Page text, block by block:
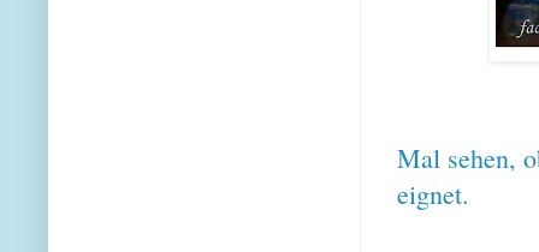
Mal sehen,
eignet.